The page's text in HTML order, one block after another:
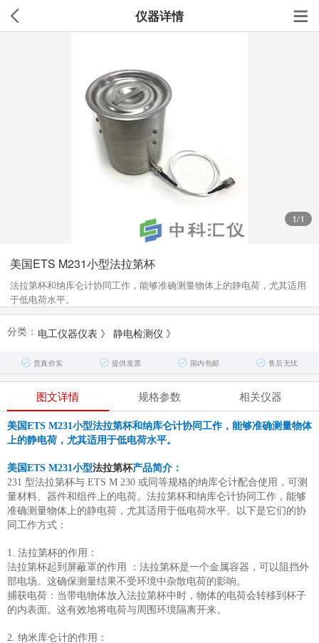
仪器详情
1/1
美国ETS M231小型法拉第杯
​法拉第杯和纳库仑计协同工作，能够准确测量物体上的静电荷，尤其适用
于低电荷水平。
分类： 电工仪器仪表 》 静电检测仪 》
货真价实 提供发票 国内包邮 售后无忧
图文详情 规格参数 相关仪器
美国ETS M231小型法拉第杯和纳库仑计协同工作，能够准确测量物体
上的静电荷，尤其适用于低电荷水平。
美国ETS M231小型法拉第杯产品简介：
231 型法拉第杯与 ETS M 230 或同等规格的纳库仑计配合使用，可测
量材料、器件和组件上的电荷。法拉第杯和纳库仑计协同工作，能够
准确测量物体上的静电荷，尤其适用于低电荷水平。以下是它们的协
同工作方式：
1. 法拉第杯的作用：
法拉第杯起到屏蔽罩的作用 ：法拉第杯是一个金属容器，可以阻挡外
部电场。这确保测量结果不受环境中杂散电荷的影响。
捕获电荷：当带电物体放入法拉第杯中时，物体的电荷会转移到杯子
的内表面。这有效地将电荷与周围环境隔离开来。
2. 纳米库仑计的作用：